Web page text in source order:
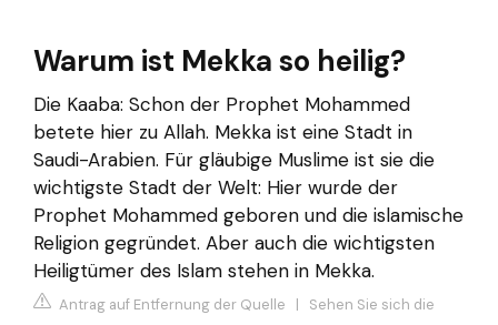
Warum ist Mekka so heilig?
Die Kaaba: Schon der Prophet Mohammed
betete hier zu Allah. Mekka ist eine Stadt in
Saudi-Arabien. Für gläubige Muslime ist sie die
wichtigste Stadt der Welt: Hier wurde der
Prophet Mohammed geboren und die islamische
Religion gegründet. Aber auch die wichtigsten
Heiligtümer des Islam stehen in Mekka.
Antrag auf Entfernung der Quelle | Sehen Sie sich die